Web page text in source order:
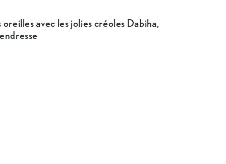
avec les jolies créoles Dabiha,